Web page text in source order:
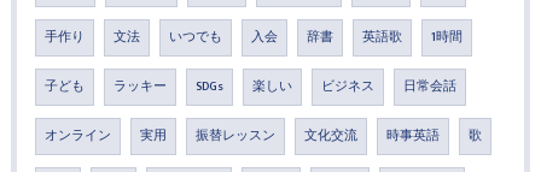
手作り 文法 いつでも 入会 辞書 英語歌 1時間
子ども ラッキー SDGs 楽しい ビジネス 日常会話
オンライン 実用 振替レッスン 文化交流 時事英語 歌